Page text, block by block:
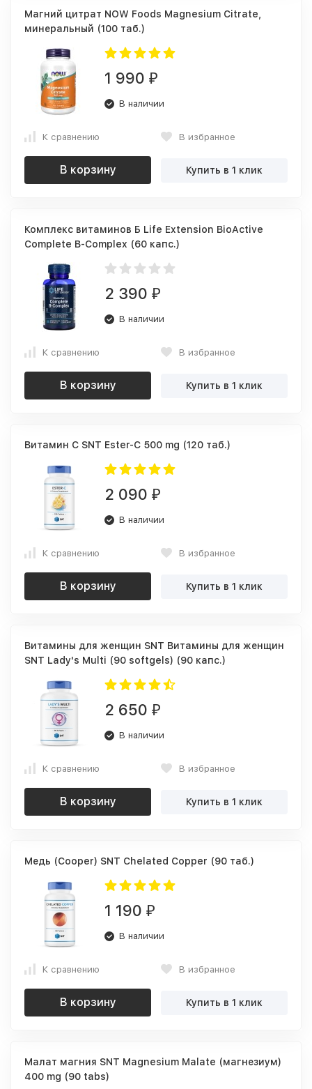
Магний цитрат NOW Foods Magnesium Citrate,
минеральный (100 таб.)
1 990 ₽
В наличии
К сравнению В избранное
В корзину Купить в 1 клик
Комплекс витаминов Б Life Extension BioActive
Complete B-Complex (60 капс.)
2 390 ₽
В наличии
К сравнению В избранное
В корзину Купить в 1 клик
Витамин C SNT Ester-C 500 mg (120 таб.)
2 090 ₽
В наличии
К сравнению В избранное
В корзину Купить в 1 клик
Витамины для женщин SNT Витамины для женщин
SNT Lady's Multi (90 softgels) (90 капс.)
2 650 ₽
В наличии
К сравнению В избранное
В корзину Купить в 1 клик
Медь (Cooper) SNT Chelated Copper (90 таб.)
1 190 ₽
В наличии
К сравнению В избранное
В корзину Купить в 1 клик
Малат магния SNT Magnesium Malate (магнезиум)
400 mg (90 tabs)